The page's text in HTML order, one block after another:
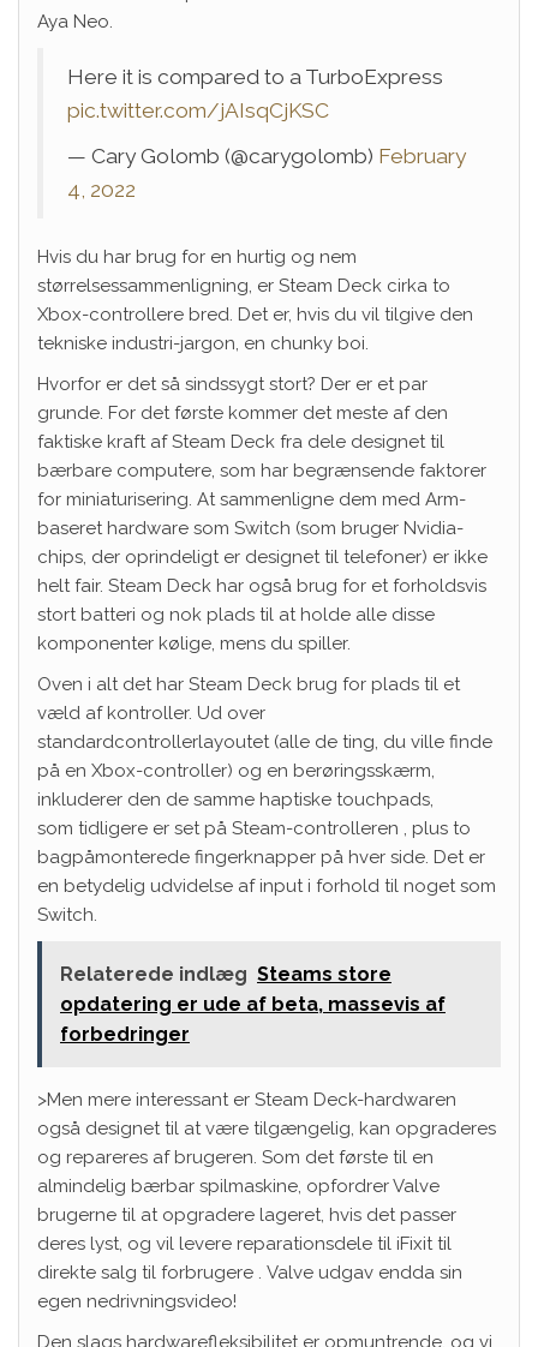
Aya Neo.
Here it is compared to a TurboExpress
pic.twitter.com/jAIsqCjKSC
— Cary Golomb (@carygolomb) February
4, 2022
Hvis du har brug for en hurtig og nem
størrelsessammenligning, er Steam Deck cirka to
Xbox-controllere bred. Det er, hvis du vil tilgive den
tekniske industri-jargon, en chunky boi.
Hvorfor er det så sindssygt stort? Der er et par
grunde. For det første kommer det meste af den
faktiske kraft af Steam Deck fra dele designet til
bærbare computere, som har begrænsende faktorer
for miniaturisering. At sammenligne dem med Arm-
baseret hardware som Switch (som bruger Nvidia-
chips, der oprindeligt er designet til telefoner) er ikke
helt fair. Steam Deck har også brug for et forholdsvis
stort batteri og nok plads til at holde alle disse
komponenter kølige, mens du spiller.
Oven i alt det har Steam Deck brug for plads til et
væld af kontroller. Ud over
standardcontrollerlayoutet (alle de ting, du ville finde
på en Xbox-controller) og en berøringsskærm,
inkluderer den de samme haptiske touchpads,
som tidligere er set på Steam-controlleren , plus to
bagpåmonterede fingerknapper på hver side. Det er
en betydelig udvidelse af input i forhold til noget som
Switch.
Relaterede indlæg Steams store
opdatering er ude af beta, massevis af
forbedringer
>Men mere interessant er Steam Deck-hardwaren
også designet til at være tilgængelig, kan opgraderes
og repareres af brugeren. Som det første til en
almindelig bærbar spilmaskine, opfordrer Valve
brugerne til at opgradere lageret, hvis det passer
deres lyst, og vil levere reparationsdele til iFixit til
direkte salg til forbrugere . Valve udgav endda sin
egen nedrivningsvideo!
Den slags hardwarefleksibilitet er opmuntrende, og vi